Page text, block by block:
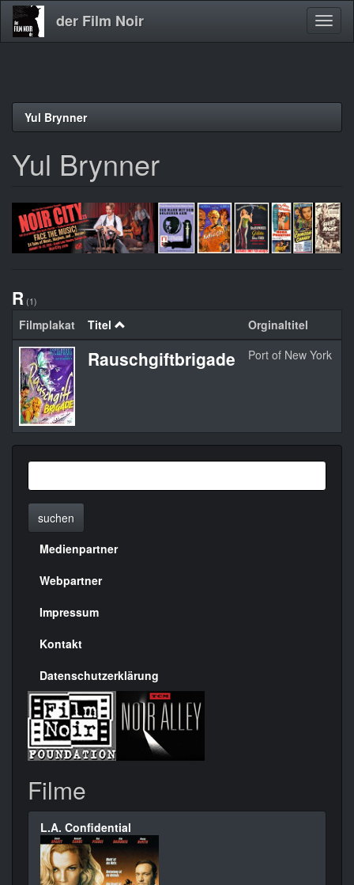
Direkt
der Film Noir
Yul Brynner
Yul Brynner
R (1)
Filmplakat Titel Orginaltitel
Rauschgiftbrigade Port of New York
suchen
Menülinks
rechte
Seite
Medienpartner
Webpartner
Impressum
Kontakt
Datenschutzerklärung
Filme
L.A. Confidential